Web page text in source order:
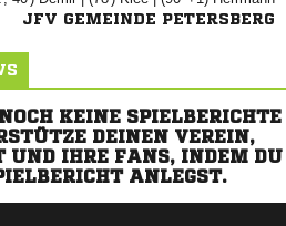
JFV GEMEINDE PETERSBERG
KEINE SPIELBERICHTE
DEINEN VEREIN,
UND IHRE FANS, INDEM DU
ANLEGST.